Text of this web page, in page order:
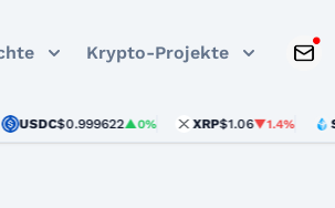
Krypto-Projekte
$0.999622▲0% XRP $1.06▼1.4% STETH